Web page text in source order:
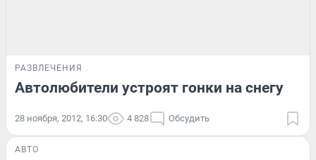
РАЗВЛЕЧЕНИЯ
Автолюбители устроят гонки на снегу
28 ноября, 2012, 16:30 4 828 Обсудить
АВТО